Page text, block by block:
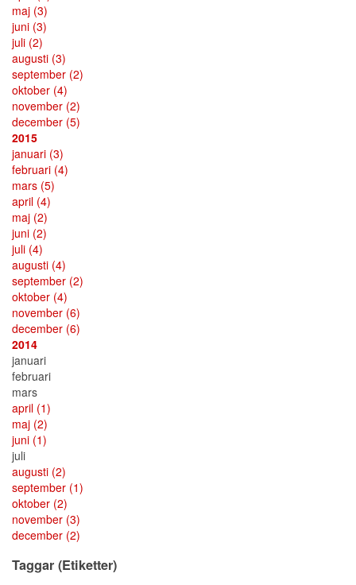
maj (3)
juni (3)
juli (2)
augusti (3)
september (2)
oktober (4)
november (2)
december (5)
2015
januari (3)
februari (4)
mars (5)
april (4)
maj (2)
juni (2)
juli (4)
augusti (4)
september (2)
oktober (4)
november (6)
december (6)
2014
januari
februari
mars
april (1)
maj (2)
juni (1)
juli
augusti (2)
september (1)
oktober (2)
november (3)
december (2)
Taggar (Etiketter)